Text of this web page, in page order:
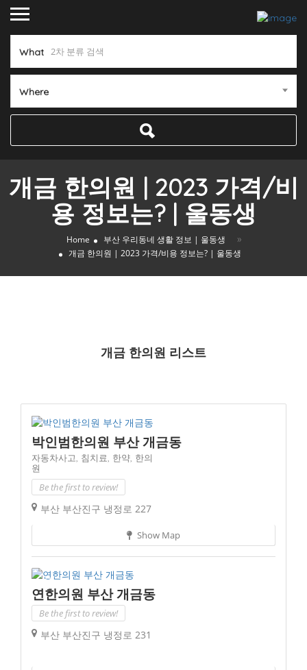
What
Where
개금 한의원 | 2023 가격/비
용 정보는? | 울동생
Home 부산 우리동네 생활 정보 | 울동생 »
개금 한의원 | 2023 가격/비용 정보는? | 울동생
개금 한의원 리스트
박인범한의원 부산 개금동
자동차사고, 침치료, 한약, 한의
원
Be the first to review!
부산 부산진구 냉정로 227
Show Map
연한의원 부산 개금동
Be the first to review!
부산 부산진구 냉정로 231